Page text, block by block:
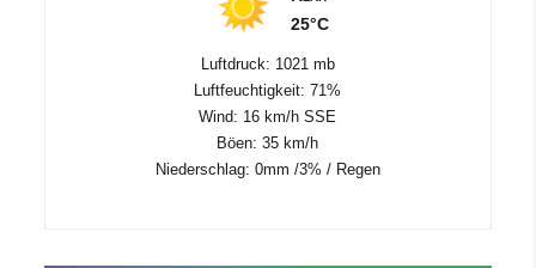
25°C
Luftdruck: 1021 mb
Luftfeuchtigkeit: 71%
Wind: 16 km/h SSE
Böen: 35 km/h
Niederschlag: 0mm /3% / Regen